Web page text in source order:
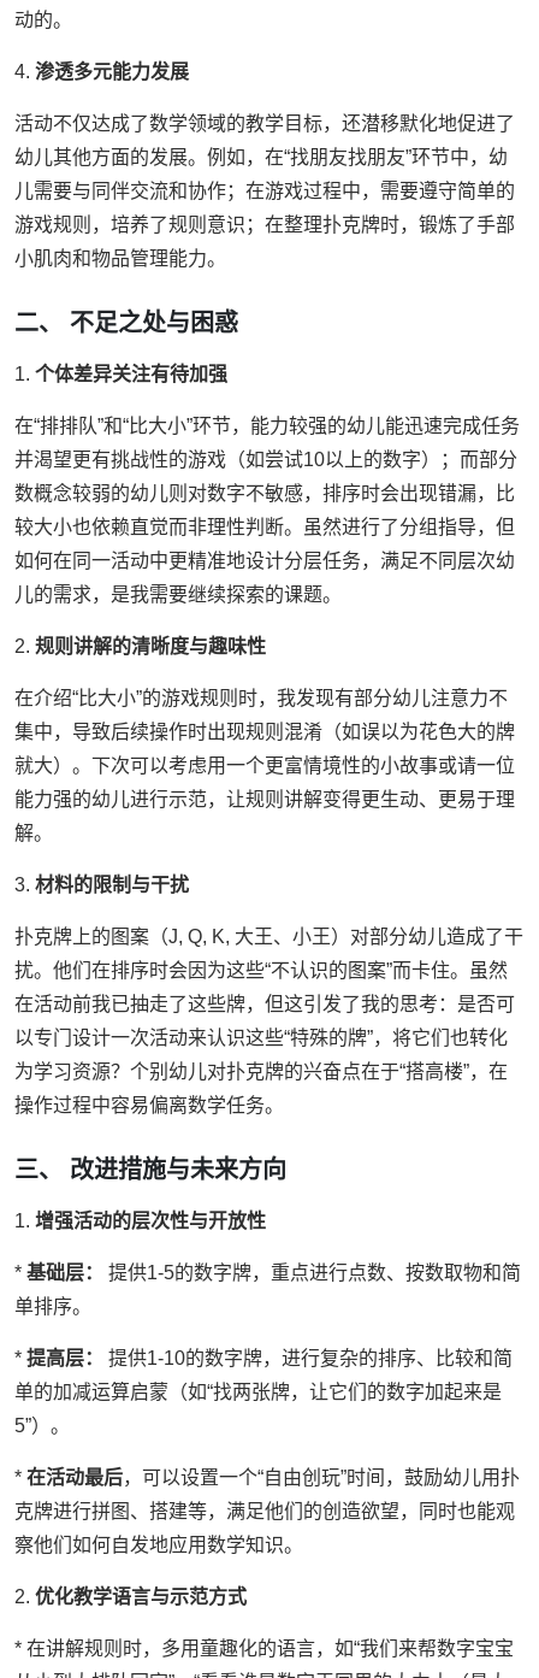
动的。
4. 渗透多元能力发展
活动不仅达成了数学领域的教学目标，还潜移默化地促进了
幼儿其他方面的发展。例如，在“找朋友找朋友”环节中，幼
儿需要与同伴交流和协作；在游戏过程中，需要遵守简单的
游戏规则，培养了规则意识；在整理扑克牌时，锻炼了手部
小肌肉和物品管理能力。
二、 不足之处与困惑
1. 个体差异关注有待加强
在“排排队”和“比大小”环节，能力较强的幼儿能迅速完成任务
并渴望更有挑战性的游戏（如尝试10以上的数字）；而部分
数概念较弱的幼儿则对数字不敏感，排序时会出现错漏，比
较大小也依赖直觉而非理性判断。虽然进行了分组指导，但
如何在同一活动中更精准地设计分层任务，满足不同层次幼
儿的需求，是我需要继续探索的课题。
2. 规则讲解的清晰度与趣味性
在介绍“比大小”的游戏规则时，我发现有部分幼儿注意力不
集中，导致后续操作时出现规则混淆（如误以为花色大的牌
就大）。下次可以考虑用一个更富情境性的小故事或请一位
能力强的幼儿进行示范，让规则讲解变得更生动、更易于理
解。
3. 材料的限制与干扰
扑克牌上的图案（J, Q, K, 大王、小王）对部分幼儿造成了干
扰。他们在排序时会因为这些“不认识的图案”而卡住。虽然
在活动前我已抽走了这些牌，但这引发了我的思考：是否可
以专门设计一次活动来认识这些“特殊的牌”，将它们也转化
为学习资源？个别幼儿对扑克牌的兴奋点在于“搭高楼”，在
操作过程中容易偏离数学任务。
三、 改进措施与未来方向
1. 增强活动的层次性与开放性
* 基础层：
提供1-5的数字牌，重点进行点数、按数取物和简
单排序。
* 提高层：
提供1-10的数字牌，进行复杂的排序、比较和简
单的加减运算启蒙（如“找两张牌，让它们的数字加起来是
5”）。
* 在活动最后，可以设置一个“自由创玩”时间，鼓励幼儿用扑
克牌进行拼图、搭建等，满足他们的创造欲望，同时也能观
察他们如何自发地应用数学知识。
2. 优化教学语言与示范方式
* 在讲解规则时，多用童趣化的语言，如“我们来帮数字宝宝